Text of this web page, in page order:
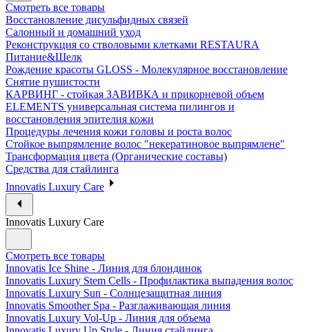
Смотреть все товары
Восстановление дисульфидных связей
Салонный и домашний уход
Реконструкция со стволовыми клетками RESTAURA
Питание&Шелк
Рождение красоты GLOSS - Молекулярное восстановление
Снятие пушистости
КАРВИНГ - стойкая ЗАВИВКА и прикорневой объем
ELEMENTS универсальная система пилингов и
восстановления эпителия кожи
Процедуры лечения кожи головы и роста волос
Стойкое выпрямление волос "некератиновое выпрямлене"
Трансформация цвета (Органические составы)
Средства для стайлинга
Innovatis Luxury Care
Innovatis Luxury Care
Смотреть все товары
Innovatis Ice Shine - Линия для блондинок
Innovatis Luxury Stem Cells - Профилактика выпадения волос
Innovatis Luxury Sun - Солнцезащитная линия
Innovatis Smoother Spa - Разглаживающая линия
Innovatis Luxury Vol-Up - Линия для объема